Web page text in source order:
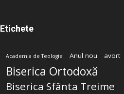
Etichete
Academia de Teologie Anul nou avort
Biserica Ortodoxă
Biserica Sfânta Treime